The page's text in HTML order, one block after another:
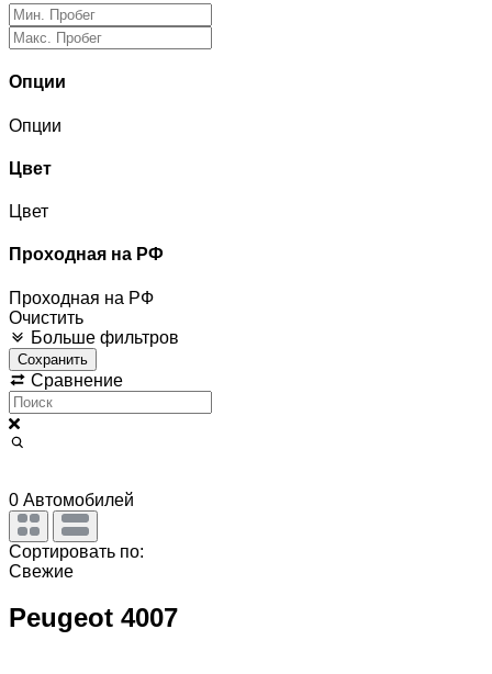
Опции
Опции
Цвет
Цвет
Проходная на РФ
Проходная на РФ
Очистить
Больше фильтров
Сохранить
Сравнение
0 Автомобилей
Сортировать по:
Свежие
Peugeot 4007